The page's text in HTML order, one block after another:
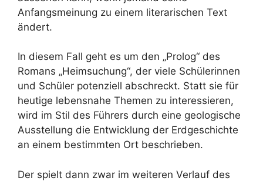
Anfangsmeinung zu einem literarischen Text
ändert.
In diesem Fall geht es um den „Prolog“ des
Romans „Heimsuchung“, der viele Schülerinnen
und Schüler potenziell abschreckt. Statt sie für
heutige lebensnahe Themen zu interessieren,
wird im Stil des Führers durch eine geologische
Ausstellung die Entwicklung der Erdgeschichte
an einem bestimmten Ort beschrieben.
Der spielt dann zwar im weiteren Verlauf des